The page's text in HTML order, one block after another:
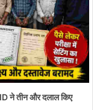
ने तीन और दलाल किए